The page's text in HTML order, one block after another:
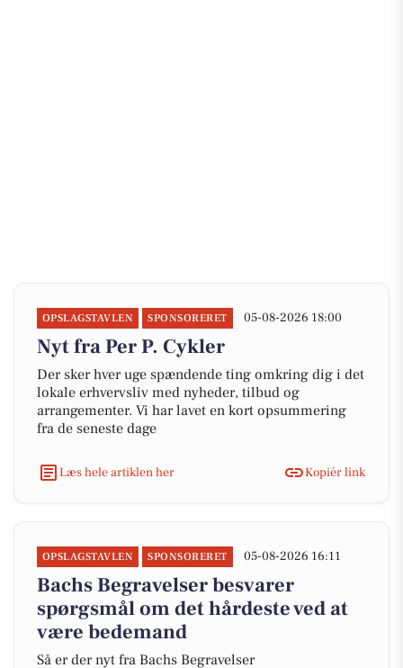
OPSLAGSTAVLEN SPONSORERET 05-08-2026 18:00
Nyt fra Per P. Cykler
Der sker hver uge spændende ting omkring dig i det
lokale erhvervsliv med nyheder, tilbud og
arrangementer. Vi har lavet en kort opsummering
fra de seneste dage
Læs hele artiklen her Kopiér link
OPSLAGSTAVLEN SPONSORERET 05-08-2026 16:11
Bachs Begravelser besvarer
spørgsmål om det hårdeste ved at
være bedemand
Så er der nyt fra Bachs Begravelser